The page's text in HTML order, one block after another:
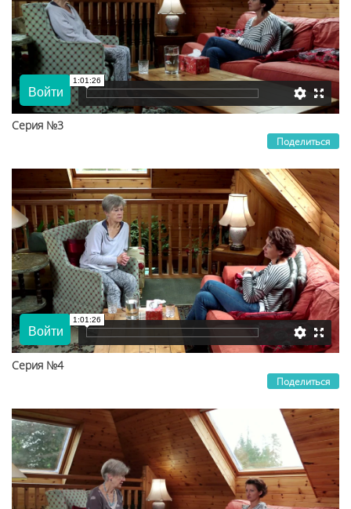
Поделиться
Серия №3
Поделиться
Серия №4